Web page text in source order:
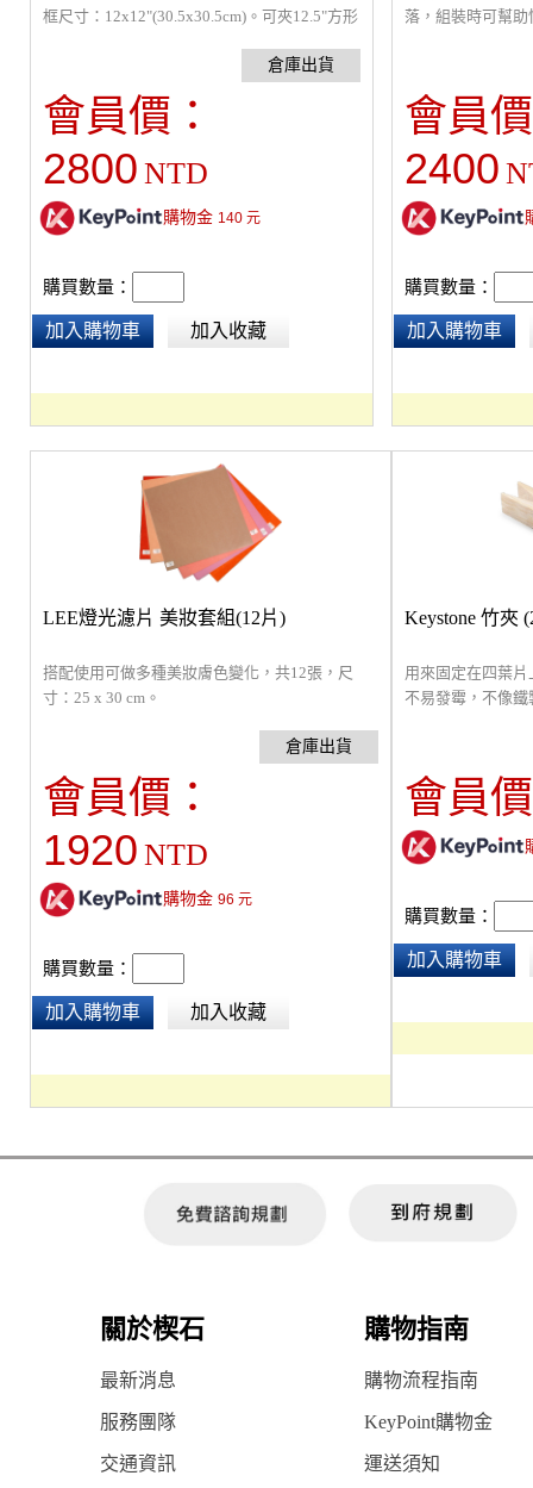
框尺寸：12x12"(30.5x30.5cm)。可夾12.5"方形
會員價：
2800 NTD
購物金 140元
購買數量：
加入購物車 加入收藏
落，組裝時可幫
會員
2400
購買數量：
加入購物車
LEE燈光濾片 美妝套組(12片)
搭配使用可做多種美妝膚色變化，共12張，尺
寸：25 x 30 cm。
會員價：
1920 NTD
購物金 96 元
購買數量：
加入購物車 加入收藏
Keystone 竹夾
用來固定在四葉
不易發霉，不像
會員
購買數量：
加入購物車
關於楔石 購物指南
最新消息 購物流程指南
服務團隊 KeyPoint購物金
交通資訊 運送須知